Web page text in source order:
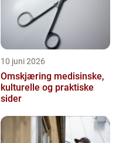
10 juni 2026
Omskjæring medisinske,
kulturelle og praktiske
sider